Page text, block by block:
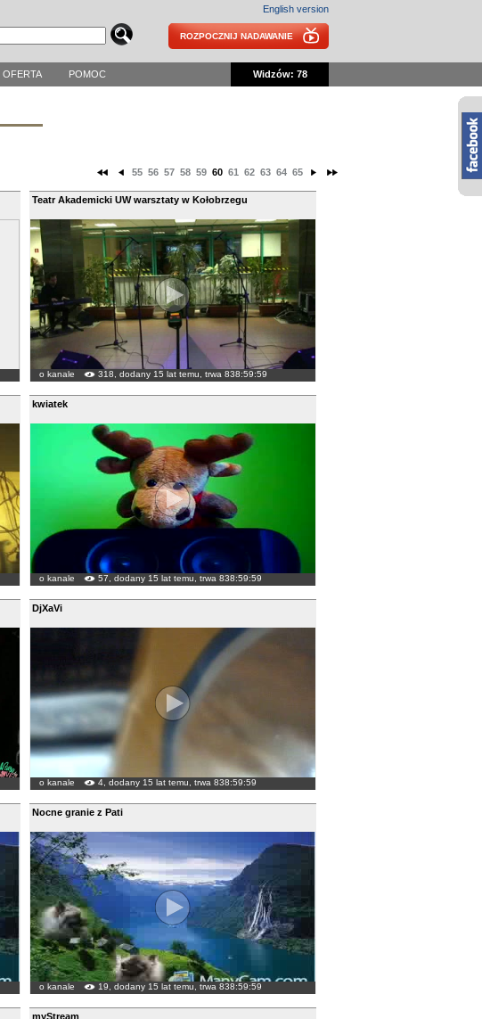
English version
ROZPOCZNIJ NADAWANIE
OFERTA POMOC Widzów: 78
55 56 57 58 59 60 61 62 63 64 65
Teatr Akademicki UW warsztaty w Kołobrzegu
o kanale 318, dodany 15 lat temu, trwa 838:59:59
kwiatek
o kanale 57, dodany 15 lat temu, trwa 838:59:59
DjXaVi
o kanale 4, dodany 15 lat temu, trwa 838:59:59
Nocne granie z Pati
o kanale 19, dodany 15 lat temu, trwa 838:59:59
myStream